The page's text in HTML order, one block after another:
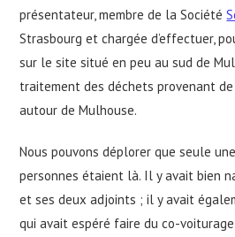
présentateur, membre de la Société
Strasbourg et chargée d’effectuer,
sur le site situé en peu au sud de
traitement des déchets provenant
autour de Mulhouse.
Nous pouvons déplorer que seule
personnes étaient là. Il y avait bien
et ses deux adjoints ; il y avait
qui avait espéré faire du co-